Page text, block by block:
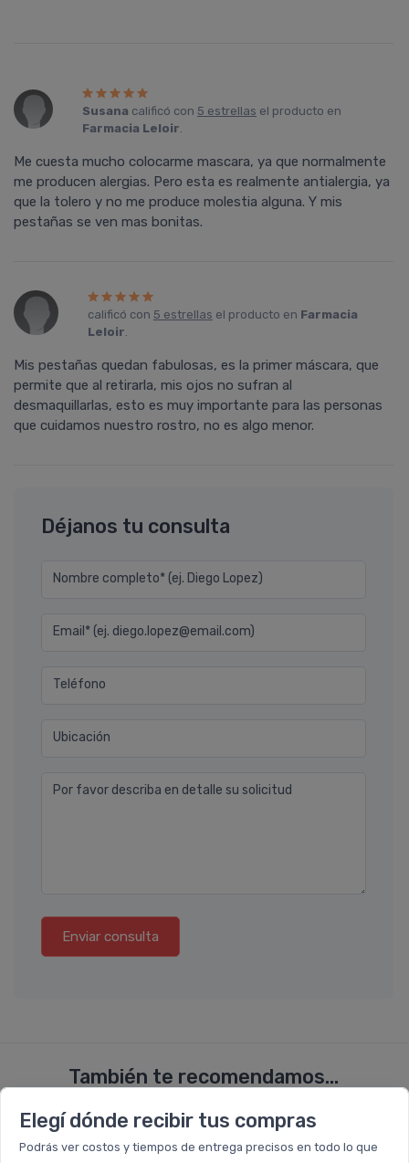
Elegí dónde recibir tus compras
Podrás ver costos y tiempos de entrega precisos en todo lo que
Susana calificó con 5 estrellas el producto en
Farmacia Leloir.
Me cuesta mucho colocarme mascara, ya que normalmente
me producen alergias. Pero esta es realmente antialergia, ya
que la tolero y no me produce molestia alguna. Y mis
pestañas se ven mas bonitas.
calificó con 5 estrellas el producto en Farmacia
Leloir.
Mis pestañas quedan fabulosas, es la primer máscara, que
permite que al retirarla, mis ojos no sufran al
desmaquillarlas, esto es muy importante para las personas
que cuidamos nuestro rostro, no es algo menor.
Déjanos tu consulta
Nombre completo* (ej. Diego Lopez)
Email* (ej. diego.lopez@email.com)
Teléfono
Ubicación
Por favor describa en detalle su solicitud
Enviar consulta
También te recomendamos...
OFF